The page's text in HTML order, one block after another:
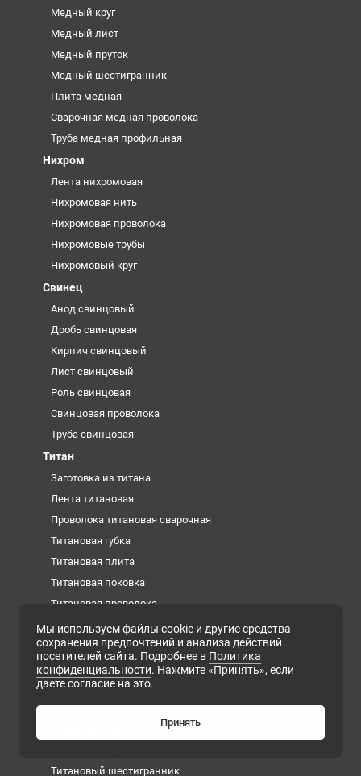
Медный круг
Медный лист
Медный пруток
Медный шестигранник
Плита медная
Сварочная медная проволока
Труба медная профильная
Нихром
Лента нихромовая
Нихромовая нить
Нихромовая проволока
Нихромовые трубы
Нихромовый круг
Свинец
Анод свинцовый
Дробь свинцовая
Кирпич свинцовый
Лист свинцовый
Роль свинцовая
Свинцовая проволока
Труба свинцовая
Титан
Заготовка из титана
Лента титановая
Проволока титановая сварочная
Титановая губка
Титановая плита
Титановая поковка
Титановая проволока
Титановая труба
Титановая фольга
Титановые слитки (чушки)
Титановый квадрат
Титановый круг
Титановый шестигранник
Мы используем файлы cookie и другие средства
сохранения предпочтений и анализа действий
посетителей сайта. Подробнее в Политика
конфиденциальности. Нажмите «Принять», если
даете согласие на это.
Принять